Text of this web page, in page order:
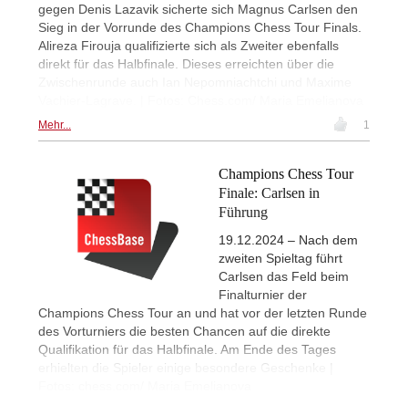
gegen Denis Lazavik sicherte sich Magnus Carlsen den
Sieg in der Vorrunde des Champions Chess Tour Finals.
Alireza Firouja qualifizierte sich als Zweiter ebenfalls
direkt für das Halbfinale. Dieses erreichten über die
Mehr... 1
Champions Chess Tour
Finale: Carlsen in
Führung
19.12.2024 – Nach dem
zweiten Spieltag führt
Carlsen das Feld beim
Finalturnier der
Champions Chess Tour an und hat vor der letzten Runde
des Vorturniers die besten Chancen auf die direkte
Qualifikation für das Halbfinale. Am Ende des Tages
erhielten die Spieler einige besondere Geschenke |